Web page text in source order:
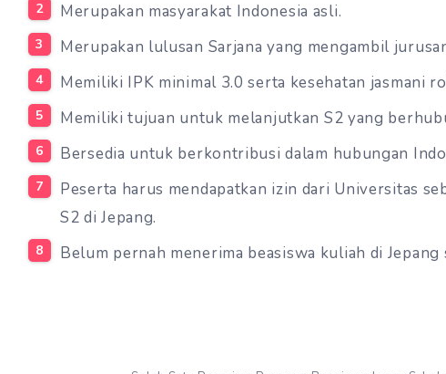
Merupakan masyarakat Indonesia asli.
Merupakan lulusan Sarjana yang mengambil
Memiliki IPK minimal 3.0 serta kesehatan jasmani
Memiliki tujuan untuk melanjutkan S2 yang
Bersedia untuk berkontribusi dalam hubungan
Peserta harus mendapatkan izin dari Universitas
S2 di Jepang.
Belum pernah menerima beasiswa kuliah di Jepang